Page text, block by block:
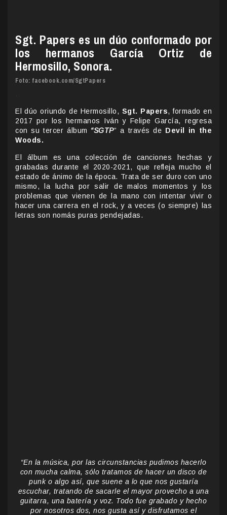
Sgt. Papers es un dúo conformado por
los hermanos García Ortiz de
Hermosillo, Sonora.
Foto: facebook.com/SgtPapers
El dúo oriundo de Hermosillo, Sgt. Papers, formado en
2017 por los hermanos Iván y Felipe García, regresa
con su tercer álbum “SGTP” a través de Devil in the
Woods.
El álbum es una colección de canciones hechas y
grabadas durante el 2020-2021, que refleja mucho el
estado de ánimo de la época. Trata de ser duro con uno
mismo, la lucha por salir de malos momentos y los
problemas que vienen de la mano con intentar vivir o
hacer una carrera en el rock, y a veces (o siempre) las
letras son nomás puras pendejadas.
“En la música, por las circunstancias pudimos hacerlo
con mucha calma, sólo tratamos de hacer un disco de
punk o algo así, que suene a lo que nos gustaría
escuchar, tratando de sacarle el mayor provecho a una
guitarra, una batería y voz. Todo fue grabado y hecho
por nosotros dos, nos gusta así y disfrutamos el